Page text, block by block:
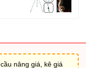
nâng giá, kê giá